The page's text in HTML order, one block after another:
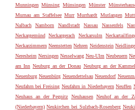
Munningen Münsing Münsingen Münster
Murnau am Staffelsee Murr Murrhardt Mutlangen
Nalbach
Namborn Nandlstadt Nassau Nassenfels
Neckargemünd Neckargerach Neckarsulm
Neckarzimmern Neenstetten Nehren Neidenstein
Neresheim Nersingen Nesselwang Neu-Ulm Neubeuern
am Inn Neuburg an der Donau Neuburg an der Kammel
Neuenburg Neuenbürg Neuendettelsau Neuendorf
Neufahrn bei Freising Neufahrn in Niederbayern Neuffen
Neuhaus an der Pegnitz
Neuhausen Neuhof an der
(Niederbayern) Neukirchen bei Sulzbach-Rosenberg